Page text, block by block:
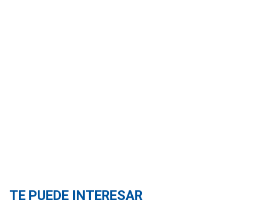
TE PUEDE INTERESAR